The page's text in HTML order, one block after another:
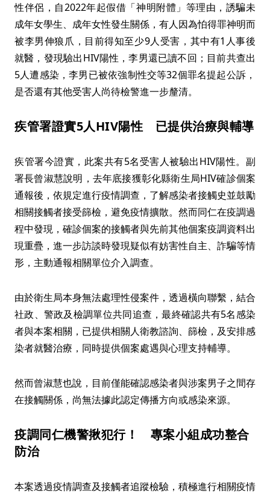
性伴侶，自2022年起假借「神明附體」等理由，誘騙未
成年女學生、成年女性發生關係，有人因為怕得罪神明而
被李男伸狼爪，目前得知至少9人受害，其中有1人事後
就醫，發現驗出HIV陽性，李男還已讀不回；目前共查出
5人遭感染，李男已被依強制性交等32個罪名提起公訴，
是否還有其他受害人尚待檢警進一步釐清。
疾管署證實5人HIV陽性 已提供治療與輔導
疾管署今證實，此案共有5名受害人被驗出HIV陽性。副
署長曾淑慧說明，去年底接獲彰化縣衛生局HIV確診個案
通報後，依規定進行疫情調查，了解感染者接觸史並鼓勵
相關接觸者接受篩檢，避免疫情擴散。然而同仁在疫調過
程中發現，確診個案的接觸者與先前其他個案疫調資料出
現重疊，進一步訪談時發現疑似有妨害性自主、詐騙等情
形，主動通報相關單位介入調查。
由於衛生局本身無法處理性侵案件，透過橫向聯繫，結合
社政、警政及檢調單位共同追查，最終確認共有5名感染
者與本案相關，已提供相關人衛教諮詢、篩檢，及安排感
染者就醫治療，同時提供個案處遇與心理支持輔導。
然而曾淑慧也說，目前僅能確認感染者與涉案男子之間存
在接觸關係，尚無法據此認定傳播方向或感染來源。
疫調同仁機警揪犯行！ 專案小組成功整合
防治
本案透過疫情調查及接觸者追蹤檢驗，積極進行相關疫情